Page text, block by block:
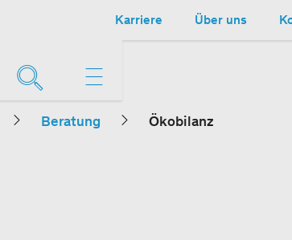
Karriere Über uns
Beratung Ökobilanz